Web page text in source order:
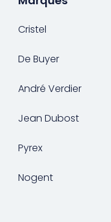
Cristel
De Buyer
André Verdier
Jean Dubost
Pyrex
Nogent